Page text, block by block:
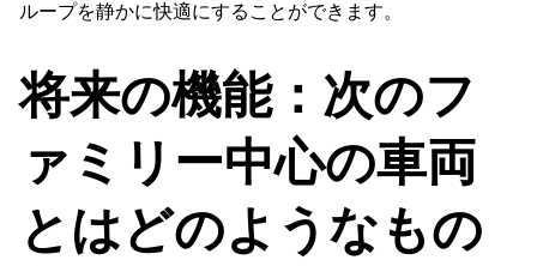
ループを静かに快適にすることができます。
将来の機能：次のフ
ァミリー中心の車両
とはどのようなもの